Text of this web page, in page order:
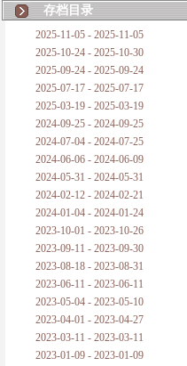
存档目录
2025-11-05 - 2025-11-05
2025-10-24 - 2025-10-30
2025-09-24 - 2025-09-24
2025-07-17 - 2025-07-17
2025-03-19 - 2025-03-19
2024-09-25 - 2024-09-25
2024-07-04 - 2024-07-25
2024-06-06 - 2024-06-09
2024-05-31 - 2024-05-31
2024-02-12 - 2024-02-21
2024-01-04 - 2024-01-24
2023-10-01 - 2023-10-26
2023-09-11 - 2023-09-30
2023-08-18 - 2023-08-31
2023-06-11 - 2023-06-11
2023-05-04 - 2023-05-10
2023-04-01 - 2023-04-27
2023-03-11 - 2023-03-11
2023-01-09 - 2023-01-09